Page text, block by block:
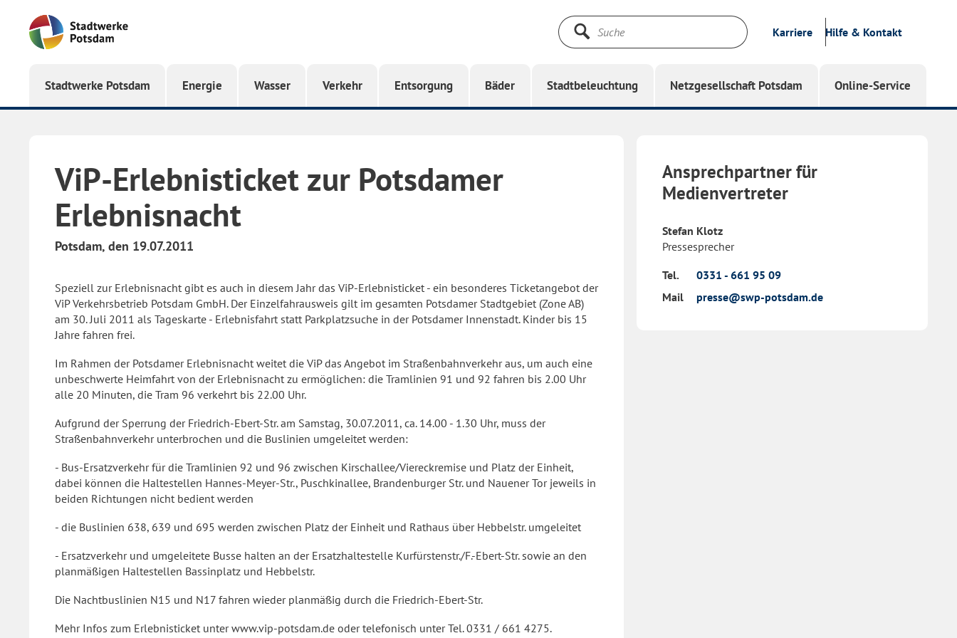
Startseite
Suche
Karriere Hilfe & Kontakt
Stadtwerke Potsdam Energie Wasser Verkehr Entsorgung Bäder Stadtbeleuchtung Netzgesellschaft Potsdam Online-Service
ViP-Erlebnisticket zur Potsdamer
Erlebnisnacht
Potsdam, den 19.07.2011
Speziell zur Erlebnisnacht gibt es auch in diesem Jahr das ViP-Erlebnisticket - ein besonderes Ticketangebot der
ViP Verkehrsbetrieb Potsdam GmbH. Der Einzelfahrausweis gilt im gesamten Potsdamer Stadtgebiet (Zone AB)
am 30. Juli 2011 als Tageskarte - Erlebnisfahrt statt Parkplatzsuche in der Potsdamer Innenstadt. Kinder bis 15
Jahre fahren frei.
Im Rahmen der Potsdamer Erlebnisnacht weitet die ViP das Angebot im Straßenbahnverkehr aus, um auch eine
unbeschwerte Heimfahrt von der Erlebnisnacht zu ermöglichen: die Tramlinien 91 und 92 fahren bis 2.00 Uhr
alle 20 Minuten, die Tram 96 verkehrt bis 22.00 Uhr.
Aufgrund der Sperrung der Friedrich-Ebert-Str. am Samstag, 30.07.2011, ca. 14.00 - 1.30 Uhr, muss der
Straßenbahnverkehr unterbrochen und die Buslinien umgeleitet werden:
- Bus-Ersatzverkehr für die Tramlinien 92 und 96 zwischen Kirschallee/Viereckremise und Platz der Einheit,
dabei können die Haltestellen Hannes-Meyer-Str., Puschkinallee, Brandenburger Str. und Nauener Tor jeweils in
beiden Richtungen nicht bedient werden
- die Buslinien 638, 639 und 695 werden zwischen Platz der Einheit und Rathaus über Hebbelstr. umgeleitet
- Ersatzverkehr und umgeleitete Busse halten an der Ersatzhaltestelle Kurfürstenstr./F.-Ebert-Str. sowie an den
planmäßigen Haltestellen Bassinplatz und Hebbelstr.
Die Nachtbuslinien N15 und N17 fahren wieder planmäßig durch die Friedrich-Ebert-Str.
Mehr Infos zum Erlebnisticket unter www.vip-potsdam.de oder telefonisch unter Tel. 0331 / 661 4275.
Ansprechpartner für
Medienvertreter
Stefan Klotz
Pressesprecher
Tel.
0331 - 661 95 09
Mail
presse@swp-potsdam.de